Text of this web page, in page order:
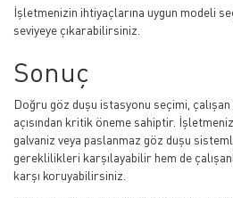
İşletmenizin ihtiyaçlarına uygun modeli
seviyeye çıkarabilirsiniz.
Sonuç
Doğru göz duşu istasyonu seçimi, çalışan
açısından kritik öneme sahiptir.
galvaniz veya paslanmaz göz duşu
gereklilikleri karşılayabilir hem de
karşı koruyabilirsiniz.